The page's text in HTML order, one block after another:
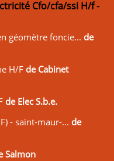
Cfo/cfa/ssi H/f -
géomètre foncie... de
H/Fde Cabinet
de Elec S.b.e.
- saint-maur-... de
Salmon